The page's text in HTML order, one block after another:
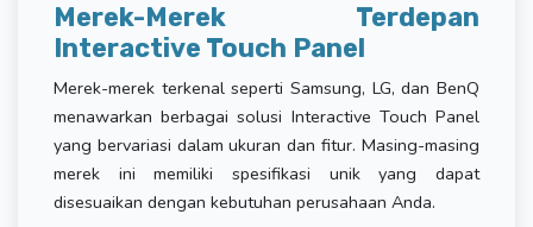
Merek-Merek Terdepan
Interactive Touch Panel
Merek-merek terkenal seperti Samsung, LG, dan BenQ
menawarkan berbagai solusi Interactive Touch Panel
yang bervariasi dalam ukuran dan fitur. Masing-masing
merek ini memiliki spesifikasi unik yang dapat
disesuaikan dengan kebutuhan perusahaan Anda.